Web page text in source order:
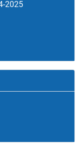
2025